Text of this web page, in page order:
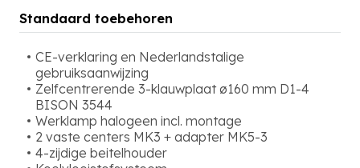
Standaard toebehoren
CE-verklaring en Nederlandstalige
gebruiksaanwijzing
Zelfcentrerende 3-klauwplaat ø160 mm D1-4
BISON 3544
Werklamp halogeen incl. montage
2 vaste centers MK3 + adapter MK5-3
4-zijdige beitelhouder